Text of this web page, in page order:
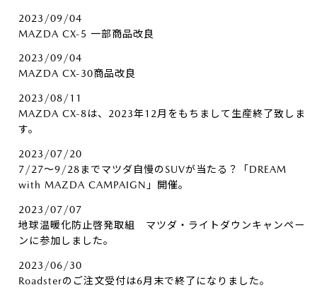
2023/09/04
MAZDA CX-5 一部商品改良
2023/09/04
MAZDA CX-30商品改良
2023/08/11
MAZDA CX-8は、2023年12月をもちまして生産終了致しま
す。
2023/07/20
7/27～9/28までマツダ自慢のSUVが当たる？「DREAM
with MAZDA CAMPAIGN」開催。
2023/07/07
地球温暖化防止啓発取組 マツダ・ライトダウンキャンペー
ンに参加しました。
2023/06/30
Roadsterのご注文受付は6月末で終了になりました。